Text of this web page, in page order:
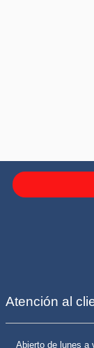
Atención al
Abierto de lunes a